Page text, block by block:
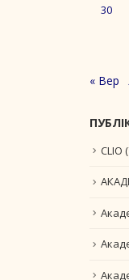
30
« Вер
CLIO